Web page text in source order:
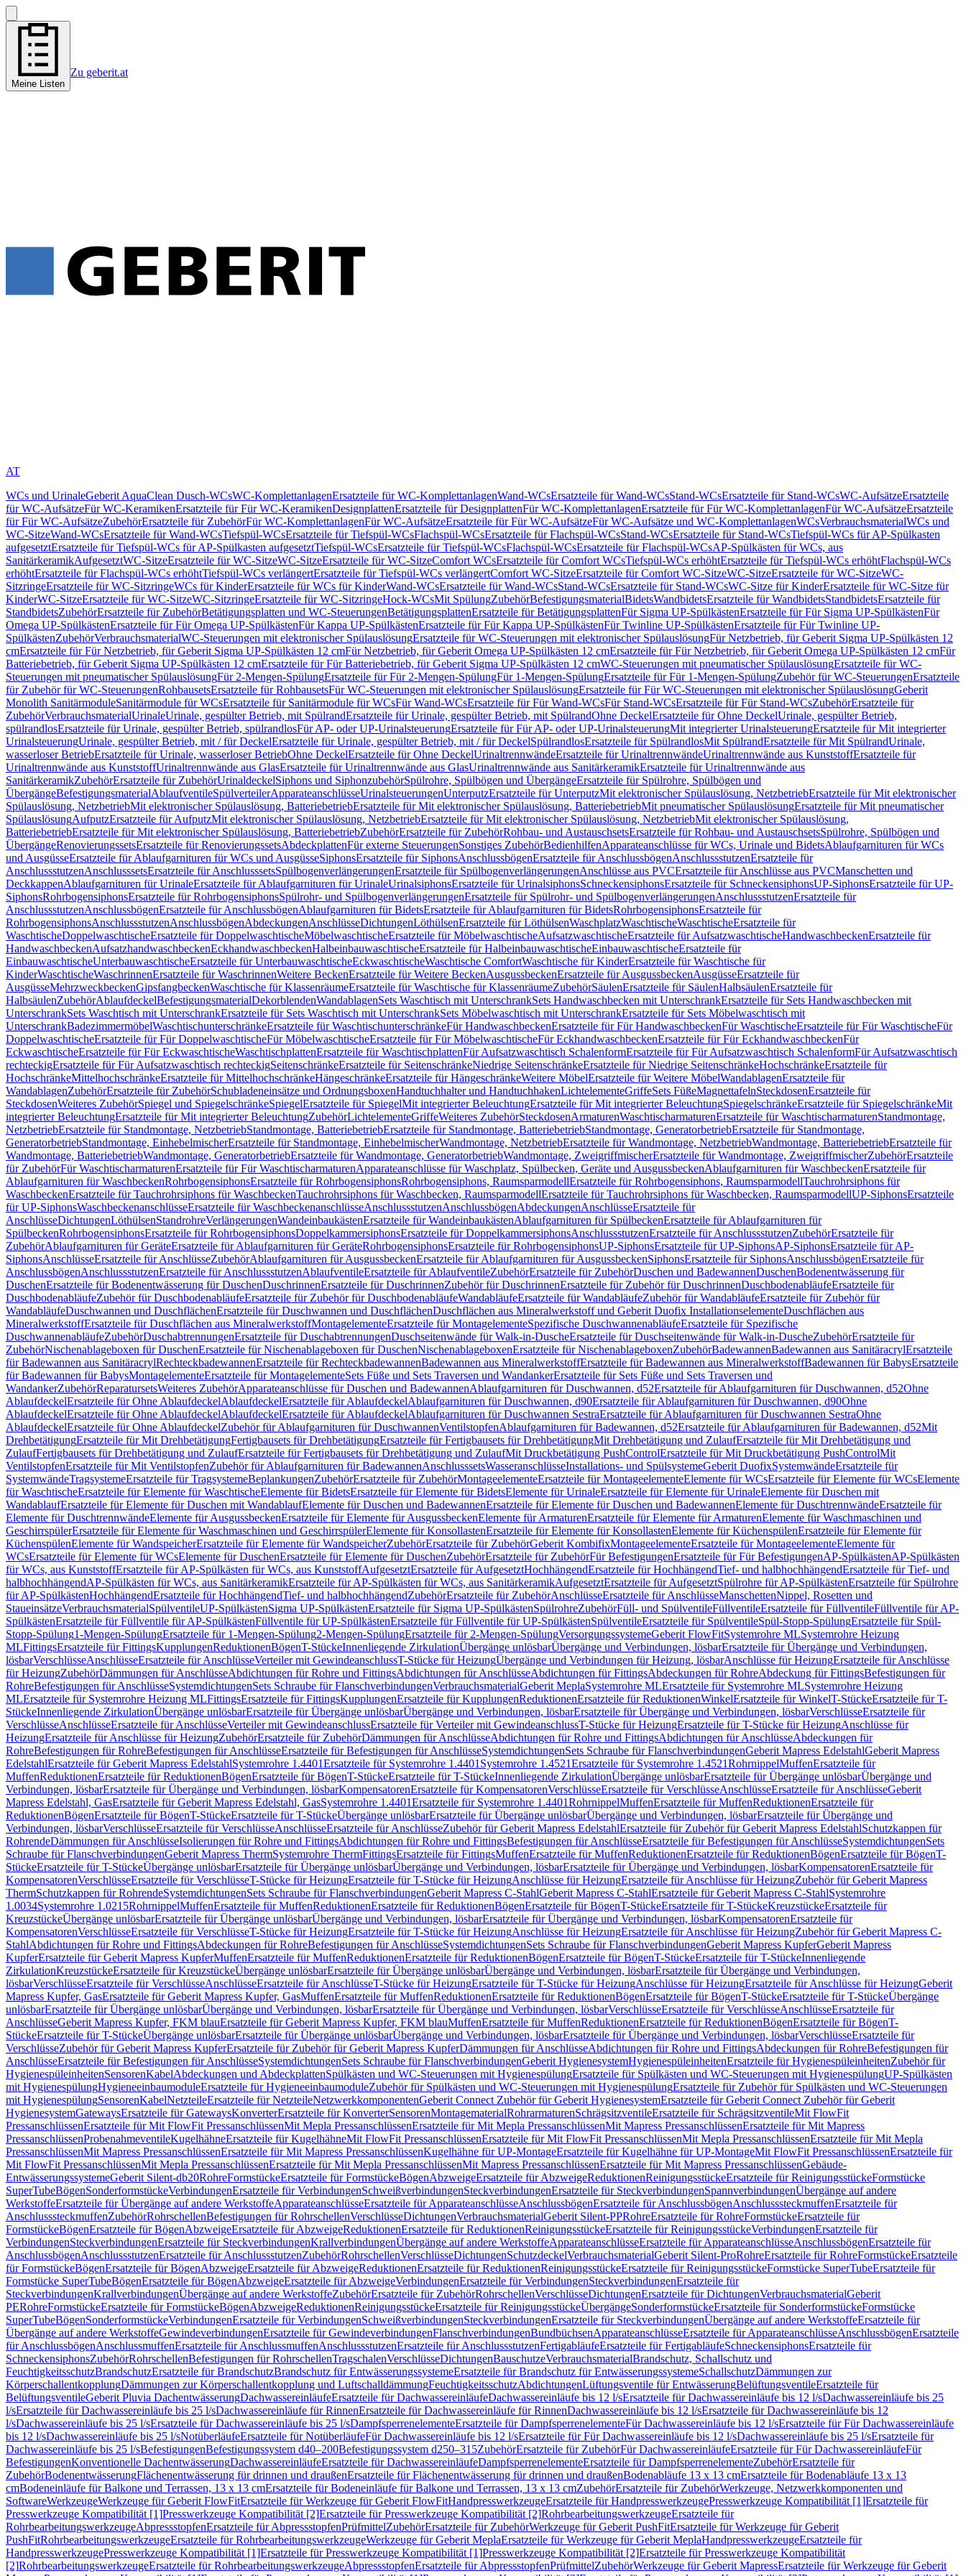
Meine Listen
Zu geberit.at
AT
WCs und UrinaleGeberit AquaClean Dusch-WCsWC-KomplettanlagenErsatzteile für WC-KomplettanlagenWand-WCsErsatzteile für Wand-WCsStand-WCsErsatzteile für Stand-WCsWC-AufsätzeErsatzteile
für WC-AufsätzeFür WC-KeramikenErsatzteile für Für WC-KeramikenDesignplattenErsatzteile für DesignplattenFür WC-KomplettanlagenErsatzteile für Für WC-KomplettanlagenFür WC-AufsätzeErsatzteile
für Für WC-AufsätzeZubehörErsatzteile für ZubehörFür WC-KomplettanlagenFür WC-AufsätzeErsatzteile für Für WC-AufsätzeFür WC-Aufsätze und WC-KomplettanlagenWCsVerbrauchsmaterialWCs und
WC-SitzeWand-WCsErsatzteile für Wand-WCsTiefspül-WCsErsatzteile für Tiefspül-WCsFlachspül-WCsErsatzteile für Flachspül-WCsStand-WCsErsatzteile für Stand-WCsTiefspül-WCs für AP-Spülkasten
aufgesetztErsatzteile für Tiefspül-WCs für AP-Spülkasten aufgesetztTiefspül-WCsErsatzteile für Tiefspül-WCsFlachspül-WCsErsatzteile für Flachspül-WCsAP-Spülkästen für WCs, aus
SanitärkeramikAufgesetztWC-SitzeErsatzteile für WC-SitzeWC-SitzeErsatzteile für WC-SitzeComfort WCsErsatzteile für Comfort WCsTiefspül-WCs erhöhtErsatzteile für Tiefspül-WCs erhöhtFlachspül-WCs
erhöhtErsatzteile für Flachspül-WCs erhöhtTiefspül-WCs verlängertErsatzteile für Tiefspül-WCs verlängertComfort WC-SitzeErsatzteile für Comfort WC-SitzeWC-SitzeErsatzteile für WC-SitzeWC-
SitzringeErsatzteile für WC-SitzringeWCs für KinderErsatzteile für WCs für KinderWand-WCsErsatzteile für Wand-WCsStand-WCsErsatzteile für Stand-WCsWC-Sitze für KinderErsatzteile für WC-Sitze für
KinderWC-SitzeErsatzteile für WC-SitzeWC-SitzringeErsatzteile für WC-SitzringeHock-WCsMit SpülungZubehörBefestigungsmaterialBidetsWandbidetsErsatzteile für WandbidetsStandbidetsErsatzteile für
StandbidetsZubehörErsatzteile für ZubehörBetätigungsplatten und WC-SteuerungenBetätigungsplattenErsatzteile für BetätigungsplattenFür Sigma UP-SpülkästenErsatzteile für Für Sigma UP-SpülkästenFür
Omega UP-SpülkästenErsatzteile für Für Omega UP-SpülkästenFür Kappa UP-SpülkästenErsatzteile für Für Kappa UP-SpülkästenFür Twinline UP-SpülkästenErsatzteile für Für Twinline UP-
SpülkästenZubehörVerbrauchsmaterialWC-Steuerungen mit elektronischer SpülauslösungErsatzteile für WC-Steuerungen mit elektronischer SpülauslösungFür Netzbetrieb, für Geberit Sigma UP-Spülkästen 12
cmErsatzteile für Für Netzbetrieb, für Geberit Sigma UP-Spülkästen 12 cmFür Netzbetrieb, für Geberit Omega UP-Spülkästen 12 cmErsatzteile für Für Netzbetrieb, für Geberit Omega UP-Spülkästen 12 cmFür
Batteriebetrieb, für Geberit Sigma UP-Spülkästen 12 cmErsatzteile für Für Batteriebetrieb, für Geberit Sigma UP-Spülkästen 12 cmWC-Steuerungen mit pneumatischer SpülauslösungErsatzteile für WC-
Steuerungen mit pneumatischer SpülauslösungFür 2-Mengen-SpülungErsatzteile für Für 2-Mengen-SpülungFür 1-Mengen-SpülungErsatzteile für Für 1-Mengen-SpülungZubehör für WC-SteuerungenErsatzteile
für Zubehör für WC-SteuerungenRohbausetsErsatzteile für RohbausetsFür WC-Steuerungen mit elektronischer SpülauslösungErsatzteile für Für WC-Steuerungen mit elektronischer SpülauslösungGeberit
Monolith SanitärmoduleSanitärmodule für WCsErsatzteile für Sanitärmodule für WCsFür Wand-WCsErsatzteile für Für Wand-WCsFür Stand-WCsErsatzteile für Für Stand-WCsZubehörErsatzteile für
ZubehörVerbrauchsmaterialUrinaleUrinale, gespülter Betrieb, mit SpülrandErsatzteile für Urinale, gespülter Betrieb, mit SpülrandOhne DeckelErsatzteile für Ohne DeckelUrinale, gespülter Betrieb,
spülrandlosErsatzteile für Urinale, gespülter Betrieb, spülrandlosFür AP- oder UP-UrinalsteuerungErsatzteile für Für AP- oder UP-UrinalsteuerungMit integrierter UrinalsteuerungErsatzteile für Mit integrierter
UrinalsteuerungUrinale, gespülter Betrieb, mit / für DeckelErsatzteile für Urinale, gespülter Betrieb, mit / für DeckelSpülrandlosErsatzteile für SpülrandlosMit SpülrandErsatzteile für Mit SpülrandUrinale,
wasserloser BetriebErsatzteile für Urinale, wasserloser BetriebOhne DeckelErsatzteile für Ohne DeckelUrinaltrennwändeErsatzteile für UrinaltrennwändeUrinaltrennwände aus KunststoffErsatzteile für
Urinaltrennwände aus KunststoffUrinaltrennwände aus GlasErsatzteile für Urinaltrennwände aus GlasUrinaltrennwände aus SanitärkeramikErsatzteile für Urinaltrennwände aus
SanitärkeramikZubehörErsatzteile für ZubehörUrinaldeckelSiphons und SiphonzubehörSpülrohre, Spülbögen und ÜbergängeErsatzteile für Spülrohre, Spülbögen und
ÜbergängeBefestigungsmaterialAblaufventileSpülverteilerApparateanschlüsseUrinalsteuerungenUnterputzErsatzteile für UnterputzMit elektronischer Spülauslösung, NetzbetriebErsatzteile für Mit elektronischer
Spülauslösung, NetzbetriebMit elektronischer Spülauslösung, BatteriebetriebErsatzteile für Mit elektronischer Spülauslösung, BatteriebetriebMit pneumatischer SpülauslösungErsatzteile für Mit pneumatischer
SpülauslösungAufputzErsatzteile für AufputzMit elektronischer Spülauslösung, NetzbetriebErsatzteile für Mit elektronischer Spülauslösung, NetzbetriebMit elektronischer Spülauslösung,
BatteriebetriebErsatzteile für Mit elektronischer Spülauslösung, BatteriebetriebZubehörErsatzteile für ZubehörRohbau- und AustauschsetsErsatzteile für Rohbau- und AustauschsetsSpülrohre, Spülbögen und
ÜbergängeRenovierungssetsErsatzteile für RenovierungssetsAbdeckplattenFür externe SteuerungenSonstiges ZubehörBedienhilfenApparateanschlüsse für WCs, Urinale und BidetsAblaufgarnituren für WCs
und AusgüsseErsatzteile für Ablaufgarnituren für WCs und AusgüsseSiphonsErsatzteile für SiphonsAnschlussbögenErsatzteile für AnschlussbögenAnschlussstutzenErsatzteile für
AnschlussstutzenAnschlusssetsErsatzteile für AnschlusssetsSpülbogenverlängerungenErsatzteile für SpülbogenverlängerungenAnschlüsse aus PVCErsatzteile für Anschlüsse aus PVCManschetten und
DeckkappenAblaufgarnituren für UrinaleErsatzteile für Ablaufgarnituren für UrinaleUrinalsiphonsErsatzteile für UrinalsiphonsSchneckensiphonsErsatzteile für SchneckensiphonsUP-SiphonsErsatzteile für UP-
SiphonsRohrbogensiphonsErsatzteile für RohrbogensiphonsSpülrohr- und SpülbogenverlängerungenErsatzteile für Spülrohr- und SpülbogenverlängerungenAnschlussstutzenErsatzteile für
AnschlussstutzenAnschlussbögenErsatzteile für AnschlussbögenAblaufgarnituren für BidetsErsatzteile für Ablaufgarnituren für BidetsRohrbogensiphonsErsatzteile für
RohrbogensiphonsAnschlussstutzenAnschlussbögenAbdeckungenAnschlüsseDichtungenLöthülsenErsatzteile für LöthülsenWaschplatzWaschtischeWaschtischeErsatzteile für
WaschtischeDoppelwaschtischeErsatzteile für DoppelwaschtischeMöbelwaschtischeErsatzteile für MöbelwaschtischeAufsatzwaschtischeErsatzteile für AufsatzwaschtischeHandwaschbeckenErsatzteile für
HandwaschbeckenAufsatzhandwaschbeckenEckhandwaschbeckenHalbeinbauwaschtischeErsatzteile für HalbeinbauwaschtischeEinbauwaschtischeErsatzteile für
EinbauwaschtischeUnterbauwaschtischeErsatzteile für UnterbauwaschtischeEckwaschtischeWaschtische ComfortWaschtische für KinderErsatzteile für Waschtische für
KinderWaschtischeWaschrinnenErsatzteile für WaschrinnenWeitere BeckenErsatzteile für Weitere BeckenAusgussbeckenErsatzteile für AusgussbeckenAusgüsseErsatzteile für
AusgüsseMehrzweckbeckenGipsfangbeckenWaschtische für KlassenräumeErsatzteile für Waschtische für KlassenräumeZubehörSäulenErsatzteile für SäulenHalbsäulenErsatzteile für
HalbsäulenZubehörAblaufdeckelBefestigungsmaterialDekorblendenWandablagenSets Waschtisch mit UnterschrankSets Handwaschbecken mit UnterschrankErsatzteile für Sets Handwaschbecken mit
UnterschrankSets Waschtisch mit UnterschrankErsatzteile für Sets Waschtisch mit UnterschrankSets Möbelwaschtisch mit UnterschrankErsatzteile für Sets Möbelwaschtisch mit
UnterschrankBadezimmermöbelWaschtischunterschränkeErsatzteile für WaschtischunterschränkeFür HandwaschbeckenErsatzteile für Für HandwaschbeckenFür WaschtischeErsatzteile für Für WaschtischeFür
DoppelwaschtischeErsatzteile für Für DoppelwaschtischeFür MöbelwaschtischeErsatzteile für Für MöbelwaschtischeFür EckhandwaschbeckenErsatzteile für Für EckhandwaschbeckenFür
EckwaschtischeErsatzteile für Für EckwaschtischeWaschtischplattenErsatzteile für WaschtischplattenFür Aufsatzwaschtisch SchalenformErsatzteile für Für Aufsatzwaschtisch SchalenformFür Aufsatzwaschtisch
rechteckigErsatzteile für Für Aufsatzwaschtisch rechteckigSeitenschränkeErsatzteile für SeitenschränkeNiedrige SeitenschränkeErsatzteile für Niedrige SeitenschränkeHochschränkeErsatzteile für
HochschränkeMittelhochschränkeErsatzteile für MittelhochschränkeHängeschränkeErsatzteile für HängeschränkeWeitere MöbelErsatzteile für Weitere MöbelWandablagenErsatzteile für
WandablagenZubehörErsatzteile für ZubehörSchubladeneinsätze und OrdnungsboxenHandtuchhalter und HandtuchhakenLichtelementeGriffeSets FüßeMagnettafelnSteckdosenErsatzteile für
SteckdosenWeiteres ZubehörSpiegel und SpiegelschränkeSpiegelErsatzteile für SpiegelMit integrierter BeleuchtungErsatzteile für Mit integrierter BeleuchtungSpiegelschränkeErsatzteile für SpiegelschränkeMit
integrierter BeleuchtungErsatzteile für Mit integrierter BeleuchtungZubehörLichtelementeGriffeWeiteres ZubehörSteckdosenArmaturenWaschtischarmaturenErsatzteile für WaschtischarmaturenStandmontage,
NetzbetriebErsatzteile für Standmontage, NetzbetriebStandmontage, BatteriebetriebErsatzteile für Standmontage, BatteriebetriebStandmontage, GeneratorbetriebErsatzteile für Standmontage,
GeneratorbetriebStandmontage, EinhebelmischerErsatzteile für Standmontage, EinhebelmischerWandmontage, NetzbetriebErsatzteile für Wandmontage, NetzbetriebWandmontage, BatteriebetriebErsatzteile für
Wandmontage, BatteriebetriebWandmontage, GeneratorbetriebErsatzteile für Wandmontage, GeneratorbetriebWandmontage, ZweigriffmischerErsatzteile für Wandmontage, ZweigriffmischerZubehörErsatzteile
für ZubehörFür WaschtischarmaturenErsatzteile für Für WaschtischarmaturenApparateanschlüsse für Waschplatz, Spülbecken, Geräte und AusgussbeckenAblaufgarnituren für WaschbeckenErsatzteile für
Ablaufgarnituren für WaschbeckenRohrbogensiphonsErsatzteile für RohrbogensiphonsRohrbogensiphons, RaumsparmodellErsatzteile für Rohrbogensiphons, RaumsparmodellTauchrohrsiphons für
WaschbeckenErsatzteile für Tauchrohrsiphons für WaschbeckenTauchrohrsiphons für Waschbecken, RaumsparmodellErsatzteile für Tauchrohrsiphons für Waschbecken, RaumsparmodellUP-SiphonsErsatzteile
für UP-SiphonsWaschbeckenanschlüsseErsatzteile für WaschbeckenanschlüsseAnschlussstutzenAnschlussbögenAbdeckungenAnschlüsseErsatzteile für
AnschlüsseDichtungenLöthülsenStandrohreVerlängerungenWandeinbaukästenErsatzteile für WandeinbaukästenAblaufgarnituren für SpülbeckenErsatzteile für Ablaufgarnituren für
SpülbeckenRohrbogensiphonsErsatzteile für RohrbogensiphonsDoppelkammersiphonsErsatzteile für DoppelkammersiphonsAnschlussstutzenErsatzteile für AnschlussstutzenZubehörErsatzteile für
ZubehörAblaufgarnituren für GeräteErsatzteile für Ablaufgarnituren für GeräteRohrbogensiphonsErsatzteile für RohrbogensiphonsUP-SiphonsErsatzteile für UP-SiphonsAP-SiphonsErsatzteile für AP-
SiphonsAnschlüsseErsatzteile für AnschlüsseZubehörAblaufgarnituren für AusgussbeckenErsatzteile für Ablaufgarnituren für AusgussbeckenSiphonsErsatzteile für SiphonsAnschlussbögenErsatzteile für
AnschlussbögenAnschlussstutzenErsatzteile für AnschlussstutzenAblaufventileErsatzteile für AblaufventileZubehörErsatzteile für ZubehörDuschen und BadewannenDuschenBodenentwässerung für
DuschenErsatzteile für Bodenentwässerung für DuschenDuschrinnenErsatzteile für DuschrinnenZubehör für DuschrinnenErsatzteile für Zubehör für DuschrinnenDuschbodenabläufeErsatzteile für
DuschbodenabläufeZubehör für DuschbodenabläufeErsatzteile für Zubehör für DuschbodenabläufeWandabläufeErsatzteile für WandabläufeZubehör für WandabläufeErsatzteile für Zubehör für
WandabläufeDuschwannen und DuschflächenErsatzteile für Duschwannen und DuschflächenDuschflächen aus Mineralwerkstoff und Geberit Duofix InstallationselementeDuschflächen aus
MineralwerkstoffErsatzteile für Duschflächen aus MineralwerkstoffMontagelementeErsatzteile für MontagelementeSpezifische DuschwannenabläufeErsatzteile für Spezifische
DuschwannenabläufeZubehörDuschabtrennungenErsatzteile für DuschabtrennungenDuschseitenwände für Walk-in-DuscheErsatzteile für Duschseitenwände für Walk-in-DuscheZubehörErsatzteile für
ZubehörNischenablageboxen für DuschenErsatzteile für Nischenablageboxen für DuschenNischenablageboxenErsatzteile für NischenablageboxenZubehörBadewannenBadewannen aus SanitäracrylErsatzteile
für Badewannen aus SanitäracrylRechteckbadewannenErsatzteile für RechteckbadewannenBadewannen aus MineralwerkstoffErsatzteile für Badewannen aus MineralwerkstoffBadewannen für BabysErsatzteile
für Badewannen für BabysMontagelementeErsatzteile für MontagelementeSets Füße und Sets Traversen und WandankerErsatzteile für Sets Füße und Sets Traversen und
WandankerZubehörReparatursetsWeiteres ZubehörApparateanschlüsse für Duschen und BadewannenAblaufgarnituren für Duschwannen, d52Ersatzteile für Ablaufgarnituren für Duschwannen, d52Ohne
AblaufdeckelErsatzteile für Ohne AblaufdeckelAblaufdeckelErsatzteile für AblaufdeckelAblaufgarnituren für Duschwannen, d90Ersatzteile für Ablaufgarnituren für Duschwannen, d90Ohne
AblaufdeckelErsatzteile für Ohne AblaufdeckelAblaufdeckelErsatzteile für AblaufdeckelAblaufgarnituren für Duschwannen SestraErsatzteile für Ablaufgarnituren für Duschwannen SestraOhne
AblaufdeckelErsatzteile für Ohne AblaufdeckelZubehör für Ablaufgarnituren für DuschwannenVentilstopfenAblaufgarnituren für Badewannen, d52Ersatzteile für Ablaufgarnituren für Badewannen, d52Mit
DrehbetätigungErsatzteile für Mit DrehbetätigungFertigbausets für DrehbetätigungErsatzteile für Fertigbausets für DrehbetätigungMit Drehbetätigung und ZulaufErsatzteile für Mit Drehbetätigung und
ZulaufFertigbausets für Drehbetätigung und ZulaufErsatzteile für Fertigbausets für Drehbetätigung und ZulaufMit Druckbetätigung PushControlErsatzteile für Mit Druckbetätigung PushControlMit
VentilstopfenErsatzteile für Mit VentilstopfenZubehör für Ablaufgarnituren für BadewannenAnschlusssetsWasseranschlüsseInstallations- und SpülsystemeGeberit DuofixSystemwändeErsatzteile für
SystemwändeTragsystemeErsatzteile für TragsystemeBeplankungenZubehörErsatzteile für ZubehörMontageelementeErsatzteile für MontageelementeElemente für WCsErsatzteile für Elemente für WCsElemente
für WaschtischeErsatzteile für Elemente für WaschtischeElemente für BidetsErsatzteile für Elemente für BidetsElemente für UrinaleErsatzteile für Elemente für UrinaleElemente für Duschen mit
WandablaufErsatzteile für Elemente für Duschen mit WandablaufElemente für Duschen und BadewannenErsatzteile für Elemente für Duschen und BadewannenElemente für DuschtrennwändeErsatzteile für
Elemente für DuschtrennwändeElemente für AusgussbeckenErsatzteile für Elemente für AusgussbeckenElemente für ArmaturenErsatzteile für Elemente für ArmaturenElemente für Waschmaschinen und
GeschirrspülerErsatzteile für Elemente für Waschmaschinen und GeschirrspülerElemente für KonsollastenErsatzteile für Elemente für KonsollastenElemente für KüchenspülenErsatzteile für Elemente für
KüchenspülenElemente für WandspeicherErsatzteile für Elemente für WandspeicherZubehörErsatzteile für ZubehörGeberit KombifixMontageelementeErsatzteile für MontageelementeElemente für
WCsErsatzteile für Elemente für WCsElemente für DuschenErsatzteile für Elemente für DuschenZubehörErsatzteile für ZubehörFür BefestigungenErsatzteile für Für BefestigungenAP-SpülkästenAP-Spülkästen
für WCs, aus KunststoffErsatzteile für AP-Spülkästen für WCs, aus KunststoffAufgesetztErsatzteile für AufgesetztHochhängendErsatzteile für HochhängendTief- und halbhochhängendErsatzteile für Tief- und
halbhochhängendAP-Spülkästen für WCs, aus SanitärkeramikErsatzteile für AP-Spülkästen für WCs, aus SanitärkeramikAufgesetztErsatzteile für AufgesetztSpülrohre für AP-SpülkästenErsatzteile für Spülrohre
für AP-SpülkästenHochhängendErsatzteile für HochhängendTief- und halbhochhängendZubehörErsatzteile für ZubehörAnschlüsseErsatzteile für AnschlüsseManschettenNippel, Rosetten und
StaueinsätzeVerbrauchsmaterialSpülventileUP-SpülkästenSigma UP-SpülkästenErsatzteile für Sigma UP-SpülkästenSpülrohreZubehörFüll- und SpülventileFüllventileErsatzteile für FüllventileFüllventile für AP-
SpülkästenErsatzteile für Füllventile für AP-SpülkästenFüllventile für UP-SpülkästenErsatzteile für Füllventile für UP-SpülkästenSpülventileErsatzteile für SpülventileSpül-Stopp-SpülungErsatzteile für Spül-
Stopp-Spülung1-Mengen-SpülungErsatzteile für 1-Mengen-Spülung2-Mengen-SpülungErsatzteile für 2-Mengen-SpülungVersorgungssystemeGeberit FlowFitSystemrohre MLSystemrohre Heizung
MLFittingsErsatzteile für FittingsKupplungenReduktionenBögenT-StückeInnenliegende ZirkulationÜbergänge unlösbarÜbergänge und Verbindungen, lösbarErsatzteile für Übergänge und Verbindungen,
lösbarVerschlüsseAnschlüsseErsatzteile für AnschlüsseVerteiler mit GewindeanschlussT-Stücke für HeizungÜbergänge und Verbindungen für Heizung, lösbarAnschlüsse für HeizungErsatzteile für Anschlüsse
für HeizungZubehörDämmungen für AnschlüsseAbdichtungen für Rohre und FittingsAbdichtungen für AnschlüsseAbdichtungen für FittingsAbdeckungen für RohreAbdeckung für FittingsBefestigungen für
RohreBefestigungen für AnschlüsseSystemdichtungenSets Schraube für FlanschverbindungenVerbrauchsmaterialGeberit MeplaSystemrohre MLErsatzteile für Systemrohre MLSystemrohre Heizung
MLErsatzteile für Systemrohre Heizung MLFittingsErsatzteile für FittingsKupplungenErsatzteile für KupplungenReduktionenErsatzteile für ReduktionenWinkelErsatzteile für WinkelT-StückeErsatzteile für T-
StückeInnenliegende ZirkulationÜbergänge unlösbarErsatzteile für Übergänge unlösbarÜbergänge und Verbindungen, lösbarErsatzteile für Übergänge und Verbindungen, lösbarVerschlüsseErsatzteile für
VerschlüsseAnschlüsseErsatzteile für AnschlüsseVerteiler mit GewindeanschlussErsatzteile für Verteiler mit GewindeanschlussT-Stücke für HeizungErsatzteile für T-Stücke für HeizungAnschlüsse für
HeizungErsatzteile für Anschlüsse für HeizungZubehörErsatzteile für ZubehörDämmungen für AnschlüsseAbdichtungen für Rohre und FittingsAbdichtungen für AnschlüsseAbdeckungen für
RohreBefestigungen für RohreBefestigungen für AnschlüsseErsatzteile für Befestigungen für AnschlüsseSystemdichtungenSets Schraube für FlanschverbindungenGeberit Mapress EdelstahlGeberit Mapress
EdelstahlErsatzteile für Geberit Mapress EdelstahlSystemrohre 1.4401Ersatzteile für Systemrohre 1.4401 Systemrohre 1.4521Ersatzteile für Systemrohre 1.4521RohrnippelMuffenErsatzteile für
MuffenReduktionenErsatzteile für ReduktionenBögenErsatzteile für BögenT-StückeErsatzteile für T-StückeInnenliegende ZirkulationÜbergänge unlösbarErsatzteile für Übergänge unlösbarÜbergänge und
Verbindungen, lösbarErsatzteile für Übergänge und Verbindungen, lösbarKompensatorenErsatzteile für KompensatorenVerschlüsseErsatzteile für VerschlüsseAnschlüsseErsatzteile für AnschlüsseGeberit
Mapress Edelstahl, GasErsatzteile für Geberit Mapress Edelstahl, GasSystemrohre 1.4401Ersatzteile für Systemrohre 1.4401RohrnippelMuffenErsatzteile für MuffenReduktionenErsatzteile für
ReduktionenBögenErsatzteile für BögenT-StückeErsatzteile für T-StückeÜbergänge unlösbarErsatzteile für Übergänge unlösbarÜbergänge und Verbindungen, lösbarErsatzteile für Übergänge und
Verbindungen, lösbarVerschlüsseErsatzteile für VerschlüsseAnschlüsseErsatzteile für AnschlüsseZubehör für Geberit Mapress EdelstahlErsatzteile für Zubehör für Geberit Mapress EdelstahlSchutzkappen für
RohrendeDämmungen für AnschlüsseIsolierungen für Rohre und FittingsAbdichtungen für Rohre und FittingsBefestigungen für AnschlüsseErsatzteile für Befestigungen für AnschlüsseSystemdichtungenSets
Schraube für FlanschverbindungenGeberit Mapress ThermSystemrohre ThermFittingsErsatzteile für FittingsMuffenErsatzteile für MuffenReduktionenErsatzteile für ReduktionenBögenErsatzteile für BögenT-
StückeErsatzteile für T-StückeÜbergänge unlösbarErsatzteile für Übergänge unlösbarÜbergänge und Verbindungen, lösbarErsatzteile für Übergänge und Verbindungen, lösbarKompensatorenErsatzteile für
KompensatorenVerschlüsseErsatzteile für VerschlüsseT-Stücke für HeizungErsatzteile für T-Stücke für HeizungAnschlüsse für HeizungErsatzteile für Anschlüsse für HeizungZubehör für Geberit Mapress
ThermSchutzkappen für RohrendeSystemdichtungenSets Schraube für FlanschverbindungenGeberit Mapress C-StahlGeberit Mapress C-StahlErsatzteile für Geberit Mapress C-StahlSystemrohre
1.0034Systemrohre 1.0215RohrnippelMuffenErsatzteile für MuffenReduktionenErsatzteile für ReduktionenBögenErsatzteile für BögenT-StückeErsatzteile für T-StückeKreuzstückeErsatzteile für
KreuzstückeÜbergänge unlösbarErsatzteile für Übergänge unlösbarÜbergänge und Verbindungen, lösbarErsatzteile für Übergänge und Verbindungen, lösbarKompensatorenErsatzteile für
KompensatorenVerschlüsseErsatzteile für VerschlüsseT-Stücke für HeizungErsatzteile für T-Stücke für HeizungAnschlüsse für HeizungErsatzteile für Anschlüsse für HeizungZubehör für Geberit Mapress C-
StahlAbdichtungen für Rohre und FittingsAbdeckungen für RohreBefestigungen für AnschlüsseSystemdichtungenSets Schraube für FlanschverbindungenGeberit Mapress KupferGeberit Mapress
KupferErsatzteile für Geberit Mapress KupferMuffenErsatzteile für MuffenReduktionenErsatzteile für ReduktionenBögenErsatzteile für BögenT-StückeErsatzteile für T-StückeInnenliegende
ZirkulationKreuzstückeErsatzteile für KreuzstückeÜbergänge unlösbarErsatzteile für Übergänge unlösbarÜbergänge und Verbindungen, lösbarErsatzteile für Übergänge und Verbindungen,
lösbarVerschlüsseErsatzteile für VerschlüsseAnschlüsseErsatzteile für AnschlüsseT-Stücke für HeizungErsatzteile für T-Stücke für HeizungAnschlüsse für HeizungErsatzteile für Anschlüsse für HeizungGeberit
Mapress Kupfer, GasErsatzteile für Geberit Mapress Kupfer, GasMuffenErsatzteile für MuffenReduktionenErsatzteile für ReduktionenBögenErsatzteile für BögenT-StückeErsatzteile für T-StückeÜbergänge
unlösbarErsatzteile für Übergänge unlösbarÜbergänge und Verbindungen, lösbarErsatzteile für Übergänge und Verbindungen, lösbarVerschlüsseErsatzteile für VerschlüsseAnschlüsseErsatzteile für
AnschlüsseGeberit Mapress Kupfer, FKM blauErsatzteile für Geberit Mapress Kupfer, FKM blauMuffenErsatzteile für MuffenReduktionenErsatzteile für ReduktionenBögenErsatzteile für BögenT-
StückeErsatzteile für T-StückeÜbergänge unlösbarErsatzteile für Übergänge unlösbarÜbergänge und Verbindungen, lösbarErsatzteile für Übergänge und Verbindungen, lösbarVerschlüsseErsatzteile für
VerschlüsseZubehör für Geberit Mapress KupferErsatzteile für Zubehör für Geberit Mapress KupferDämmungen für AnschlüsseAbdichtungen für Rohre und FittingsAbdeckungen für RohreBefestigungen für
AnschlüsseErsatzteile für Befestigungen für AnschlüsseSystemdichtungenSets Schraube für FlanschverbindungenGeberit HygienesystemHygienespüleinheitenErsatzteile für HygienespüleinheitenZubehör für
HygienespüleinheitenSensorenKabelAbdeckungen und AbdeckplattenSpülkästen und WC-Steuerungen mit HygienespülungErsatzteile für Spülkästen und WC-Steuerungen mit HygienespülungUP-Spülkästen
mit HygienespülungHygieneeinbaumoduleErsatzteile für HygieneeinbaumoduleZubehör für Spülkästen und WC-Steuerungen mit HygienespülungErsatzteile für Zubehör für Spülkästen und WC-Steuerungen
mit HygienespülungSensorenKabelNetzteileErsatzteile für NetzteileNetzwerkkomponentenGeberit Connect Zubehör für Geberit HygienesystemErsatzteile für Geberit Connect Zubehör für Geberit
HygienesystemGatewaysErsatzteile für GatewaysKonverterErsatzteile für KonverterSensorenMontagematerialRohrarmaturenSchrägsitzventileErsatzteile für SchrägsitzventileMit FlowFit
PressanschlüssenErsatzteile für Mit FlowFit PressanschlüssenMit Mepla PressanschlüssenErsatzteile für Mit Mepla PressanschlüssenMit Mapress PressanschlüssenErsatzteile für Mit Mapress
PressanschlüssenProbenahmeventileKugelhähneErsatzteile für KugelhähneMit FlowFit PressanschlüssenErsatzteile für Mit FlowFit PressanschlüssenMit Mepla PressanschlüssenErsatzteile für Mit Mepla
PressanschlüssenMit Mapress PressanschlüssenErsatzteile für Mit Mapress PressanschlüssenKugelhähne für UP-MontageErsatzteile für Kugelhähne für UP-MontageMit FlowFit PressanschlüssenErsatzteile für
Mit FlowFit PressanschlüssenMit Mepla PressanschlüssenErsatzteile für Mit Mepla PressanschlüssenMit Mapress PressanschlüssenErsatzteile für Mit Mapress PressanschlüssenGebäude-
EntwässerungssystemeGeberit Silent-db20RohreFormstückeErsatzteile für FormstückeBögenAbzweigeErsatzteile für AbzweigeReduktionenReinigungsstückeErsatzteile für ReinigungsstückeFormstücke
SuperTubeBögenSonderformstückeVerbindungenErsatzteile für VerbindungenSchweißverbindungenSteckverbindungenErsatzteile für SteckverbindungenSpannverbindungenÜbergänge auf andere
WerkstoffeErsatzteile für Übergänge auf andere WerkstoffeApparateanschlüsseErsatzteile für ApparateanschlüsseAnschlussbögenErsatzteile für AnschlussbögenAnschlusssteckmuffenErsatzteile für
AnschlusssteckmuffenZubehörRohrschellenBefestigungen für RohrschellenVerschlüsseDichtungenVerbrauchsmaterialGeberit Silent-PPRohreErsatzteile für RohreFormstückeErsatzteile für
FormstückeBögenErsatzteile für BögenAbzweigeErsatzteile für AbzweigeReduktionenErsatzteile für ReduktionenReinigungsstückeErsatzteile für ReinigungsstückeVerbindungenErsatzteile für
VerbindungenSteckverbindungenErsatzteile für SteckverbindungenKrallverbindungenÜbergänge auf andere WerkstoffeApparateanschlüsseErsatzteile für ApparateanschlüsseAnschlussbögenErsatzteile für
AnschlussbögenAnschlussstutzenErsatzteile für AnschlussstutzenZubehörRohrschellenVerschlüsseDichtungenSchutzdeckelVerbrauchsmaterialGeberit Silent-ProRohreErsatzteile für RohreFormstückeErsatzteile
für FormstückeBögenErsatzteile für BögenAbzweigeErsatzteile für AbzweigeReduktionenErsatzteile für ReduktionenReinigungsstückeErsatzteile für ReinigungsstückeFormstücke SuperTubeErsatzteile für
Formstücke SuperTubeBögenErsatzteile für BögenAbzweigeErsatzteile für AbzweigeVerbindungenErsatzteile für VerbindungenSteckverbindungenErsatzteile für
SteckverbindungenKrallverbindungenÜbergänge auf andere WerkstoffeZubehörErsatzteile für ZubehörRohrschellenVerschlüsseDichtungenErsatzteile für DichtungenVerbrauchsmaterialGeberit
PERohreFormstückeErsatzteile für FormstückeBögenAbzweigeReduktionenReinigungsstückeErsatzteile für ReinigungsstückeÜbergängeSonderformstückeErsatzteile für SonderformstückeFormstücke
SuperTubeBögenSonderformstückeVerbindungenErsatzteile für VerbindungenSchweißverbindungenSteckverbindungenErsatzteile für SteckverbindungenÜbergänge auf andere WerkstoffeErsatzteile für
Übergänge auf andere WerkstoffeGewindeverbindungenErsatzteile für GewindeverbindungenFlanschverbindungenBundbüchsenApparateanschlüsseErsatzteile für ApparateanschlüsseAnschlussbögenErsatzteile
für AnschlussbögenAnschlussmuffenErsatzteile für AnschlussmuffenAnschlussstutzenErsatzteile für AnschlussstutzenFertigabläufeErsatzteile für FertigabläufeSchneckensiphonsErsatzteile für
SchneckensiphonsZubehörRohrschellenBefestigungen für RohrschellenTragschalenVerschlüsseDichtungenBauschutzeVerbrauchsmaterialBrandschutz, Schallschutz und
FeuchtigkeitsschutzBrandschutzErsatzteile für BrandschutzBrandschutz für EntwässerungssystemeErsatzteile für Brandschutz für EntwässerungssystemeSchallschutzDämmungen zur
KörperschallentkopplungDämmungen zur Körperschallentkopplung und LuftschalldämmungFeuchtigkeitsschutzAbdichtungenLüftungsventile für EntwässerungBelüftungsventileErsatzteile für
BelüftungsventileGeberit Pluvia DachentwässerungDachwassereinläufeErsatzteile für DachwassereinläufeDachwassereinläufe bis 12 l/sErsatzteile für Dachwassereinläufe bis 12 l/sDachwassereinläufe bis 25
l/sErsatzteile für Dachwassereinläufe bis 25 l/sDachwassereinläufe für RinnenErsatzteile für Dachwassereinläufe für RinnenDachwassereinläufe bis 12 l/sErsatzteile für Dachwassereinläufe bis 12
l/sDachwassereinläufe bis 25 l/sErsatzteile für Dachwassereinläufe bis 25 l/sDampfsperrenelementeErsatzteile für DampfsperrenelementeFür Dachwassereinläufe bis 12 l/sErsatzteile für Für Dachwassereinläufe
bis 12 l/sDachwassereinläufe bis 25 l/sNotüberläufeErsatzteile für NotüberläufeFür Dachwassereinläufe bis 12 l/sErsatzteile für Für Dachwassereinläufe bis 12 l/sDachwassereinläufe bis 25 l/sErsatzteile für
Dachwassereinläufe bis 25 l/sBefestigungenBefestigungssystem d40–200Befestigungssystem d250–315ZubehörErsatzteile für ZubehörFür DachwassereinläufeErsatzteile für Für DachwassereinläufeFür
BefestigungenKonventionelle DachentwässerungDachwassereinläufeErsatzteile für DachwassereinläufeDampfsperrenelementeErsatzteile für DampfsperrenelementeZubehörErsatzteile für
ZubehörBodenentwässerungFlächenentwässerung für drinnen und draußenErsatzteile für Flächenentwässerung für drinnen und draußenBodenabläufe 13 x 13 cmErsatzteile für Bodenabläufe 13 x 13
cmBodeneinläufe für Balkone und Terrassen, 13 x 13 cmErsatzteile für Bodeneinläufe für Balkone und Terrassen, 13 x 13 cmZubehörErsatzteile für ZubehörWerkzeuge, Netzwerkkomponenten und
SoftwareWerkzeugeWerkzeuge für Geberit FlowFitErsatzteile für Werkzeuge für Geberit FlowFitHandpresswerkzeugeErsatzteile für HandpresswerkzeugePresswerkzeuge Kompatibilität [1]Ersatzteile für
Presswerkzeuge Kompatibilität [1]Presswerkzeuge Kompatibilität [2]Ersatzteile für Presswerkzeuge Kompatibilität [2]RohrbearbeitungswerkzeugeErsatzteile für
RohrbearbeitungswerkzeugeAbpressstopfenErsatzteile für AbpressstopfenPrüfmittelZubehörErsatzteile für ZubehörWerkzeuge für Geberit PushFitErsatzteile für Werkzeuge für Geberit
PushFitRohrbearbeitungswerkzeugeErsatzteile für RohrbearbeitungswerkzeugeWerkzeuge für Geberit MeplaErsatzteile für Werkzeuge für Geberit MeplaHandpresswerkzeugeErsatzteile für
HandpresswerkzeugePresswerkzeuge Kompatibilität [1]Ersatzteile für Presswerkzeuge Kompatibilität [1]Presswerkzeuge Kompatibilität [2]Ersatzteile für Presswerkzeuge Kompatibilität
[2]RohrbearbeitungswerkzeugeErsatzteile für RohrbearbeitungswerkzeugeAbpressstopfenErsatzteile für AbpressstopfenPrüfmittelZubehörWerkzeuge für Geberit MapressErsatzteile für Werkzeuge für Geberit